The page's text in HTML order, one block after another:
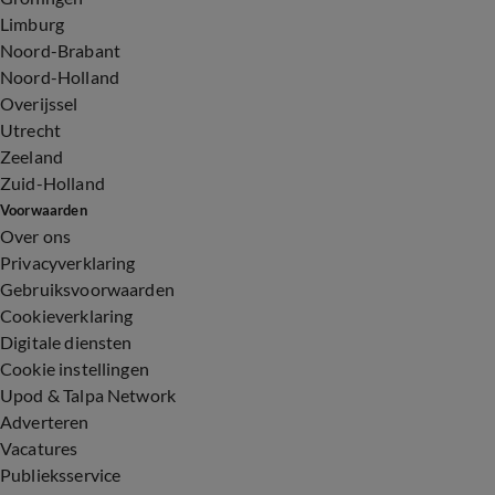
Limburg
Noord-Brabant
Noord-Holland
Overijssel
Utrecht
Zeeland
Zuid-Holland
Voorwaarden
Over ons
Privacyverklaring
Gebruiksvoorwaarden
Cookieverklaring
Digitale diensten
Cookie instellingen
Upod & Talpa Network
Adverteren
Vacatures
Publieksservice